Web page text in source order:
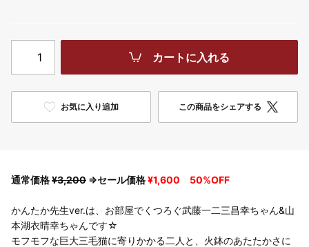
カートに入れる
お気に入り追加 この商品をシェアする
通常価格¥3,200 ⇒セール価格¥1,600 50%OFF
かんたか先生ver.は、お部屋でくつろぐ武藤一二三昌幸ちゃん&山
本湖衣晴幸ちゃんです☆
モフモフな巨大三毛猫に寄りかかる二人と、火鉢のあたたかさに